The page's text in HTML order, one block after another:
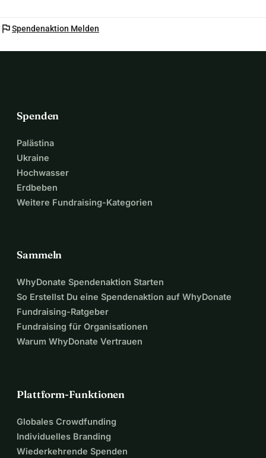
flagSpendenaktion Melden
Spenden
Palästina
Ukraine
Hochwasser
Erdbeben
Weitere Fundraising-Kategorien
Sammeln
WhyDonate Spendenaktion Starten
So Erstellst Du eine Spendenaktion auf WhyDonate
Fundraising-Ratgeber
Fundraising für Organisationen
Warum WhyDonate Vertrauen
Plattform-Funktionen
Globales Crowdfunding
Individuelles Branding
Wiederkehrende Spenden